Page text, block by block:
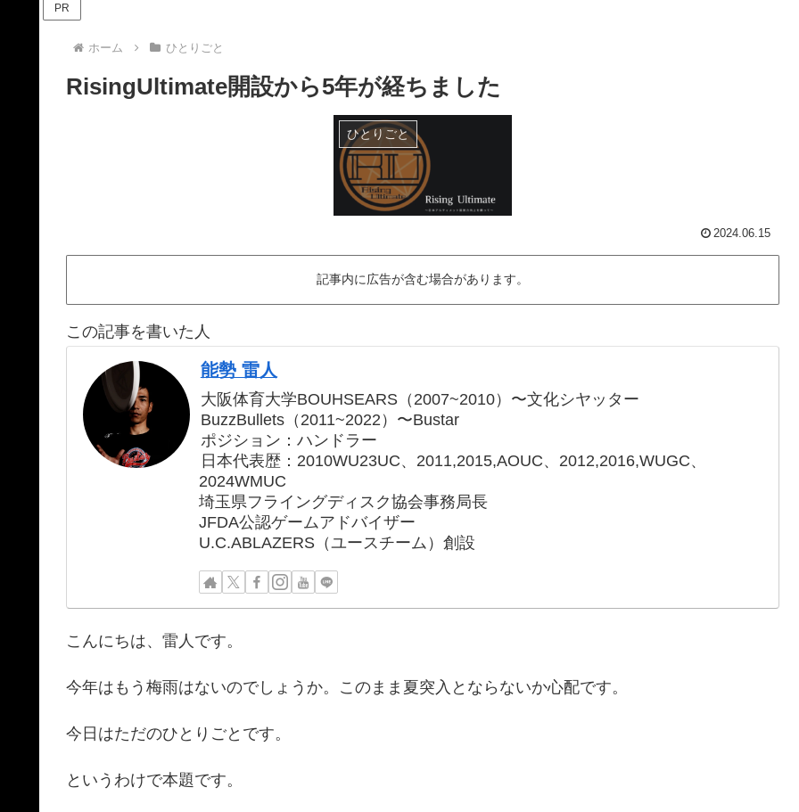
PR
ホーム ひとりごと
RisingUltimate開設から5年が経ちました
ひとりごと
2024.06.15
記事内に広告が含む場合があります。
この記事を書いた人
能勢 雷人
大阪体育大学BOUHSEARS（2007~2010）〜文化シヤッター
BuzzBullets（2011~2022）〜Bustar
ポジション：ハンドラー
日本代表歴：2010WU23UC、2011,2015,AOUC、2012,2016,WUGC、
2024WMUC
埼玉県フライングディスク協会事務局長
JFDA公認ゲームアドバイザー
U.C.ABLAZERS（ユースチーム）創設
こんにちは、雷人です。
今年はもう梅雨はないのでしょうか。このまま夏突入とならないか心配です。
今日はただのひとりごとです。
というわけで本題です。